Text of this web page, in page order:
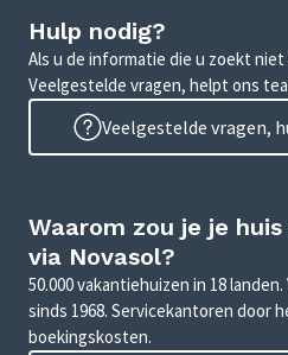
Hulp nodig?
Als u de informatie die u zoekt
Veelgestelde vragen, helpt ons
Veelgestelde vragen,
Waarom zou je je
via Novasol?
50.000 vakantiehuizen in 18
sinds 1968. Servicekantoren door
boekingskosten.